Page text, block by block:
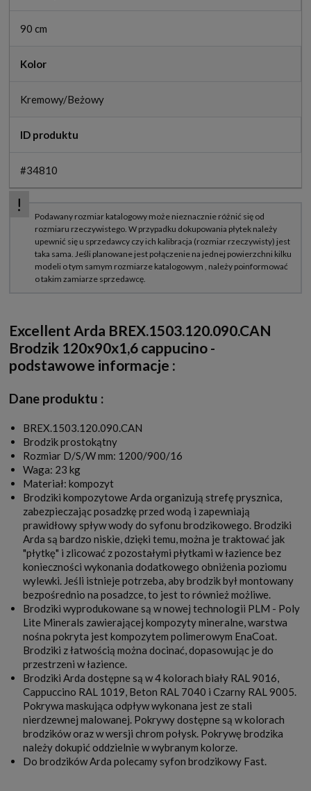
90 cm
Kolor
Kremowy/Beżowy
ID produktu
#34810
Excellent Arda BREX.1503.120.090.CAN
Brodzik 120x90x1,6 cappucino -
podstawowe informacje :
Dane produktu :
BREX.1503.120.090.CAN
Brodzik prostokątny
Rozmiar D/S/W mm: 1200/900/16
Waga: 23 kg
Materiał: kompozyt
Brodziki kompozytowe Arda organizują strefę prysznica,
zabezpieczając posadzkę przed wodą i zapewniają
prawidłowy spływ wody do syfonu brodzikowego. Brodziki
Arda są bardzo niskie, dzięki temu, można je traktować jak
"płytkę" i zlicować z pozostałymi płytkami w łazience bez
konieczności wykonania dodatkowego obniżenia poziomu
wylewki. Jeśli istnieje potrzeba, aby brodzik był montowany
bezpośrednio na posadzce, to jest to również możliwe.
Brodziki wyprodukowane są w nowej technologii PLM - Poly
Lite Minerals zawierającej kompozyty mineralne, warstwa
nośna pokryta jest kompozytem polimerowym EnaCoat.
Brodziki z łatwością można docinać, dopasowując je do
przestrzeni w łazience.
Brodziki Arda dostępne są w 4 kolorach biały RAL 9016,
Cappuccino RAL 1019, Beton RAL 7040 i Czarny RAL 9005.
Pokrywa maskująca odpływ wykonana jest ze stali
nierdzewnej malowanej. Pokrywy dostępne są w kolorach
brodzików oraz w wersji chrom połysk. Pokrywę brodzika
należy dokupić oddzielnie w wybranym kolorze.
Do brodzików Arda polecamy syfon brodzikowy Fast.